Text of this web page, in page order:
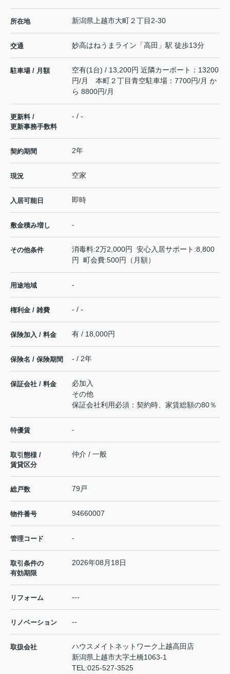
所在地 新潟県 上越市大町２丁目2-30
交通 妙高はねうまライン 「高田 」駅 徒歩13分
駐車場 / 月額
空有(1台) / 13,200円 近隣カーポート：13200
円/月 本町２丁目青空駐車場：7700円/月 か
ら 8800円/月
更新料 /
更新事務手数料
- / -
契約期間 2年
現況 空家
入居可能日 即時
敷金積み増し -
その他条件
消毒料:2万2,000円 安心入居サポート:8,800
円 町会費:500円（月額）
用途地域 -
権利金 / 雑費 - / -
保険加入 / 料金 有 / 18,000円
保険名 / 保険期間 - / 2年
保証会社 / 料金
必加入
その他
保証会社利用必須：契約時、家賃総額の80％
特優賃 -
取引態様 /
賃貸区分
仲介 / 一般
総戸数 79戸
物件番号 94660007
管理コード -
取引条件の
有効期限
2026年08月18日
リフォーム ---
リノベーション --
取扱会社
ハウスメイトネットワーク上越高田店
新潟県上越市大字土橋1063-1
TEL:025-527-3525